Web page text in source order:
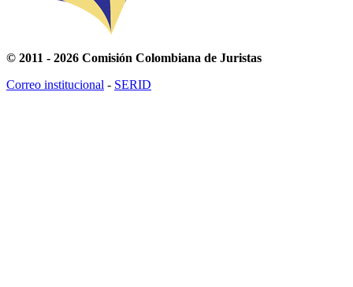
© 2011 - 2026 Comisión Colombiana de Juristas
Correo institucional - SERID